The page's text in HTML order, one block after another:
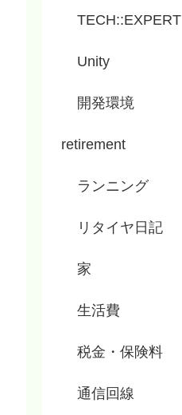
TECH::EXPERT
Unity
開発環境
retirement
ランニング
リタイヤ日記
家
生活費
税金・保険料
通信回線